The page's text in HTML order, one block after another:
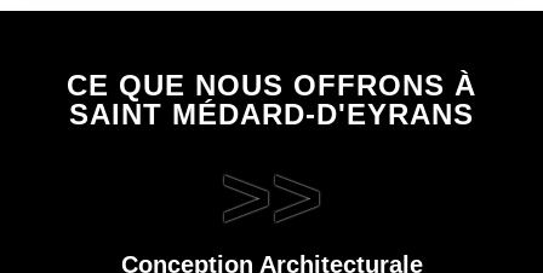
CE QUE NOUS OFFRONS À
SAINT MÉDARD-D'EYRANS
>>
Conception Architecturale